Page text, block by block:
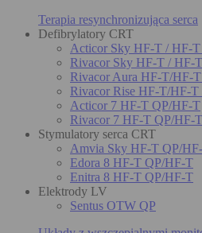
Terapia resynchronizująca serca
Defibrylatory CRT
Acticor Sky HF-T / HF-T
Rivacor Sky HF-T / HF-
Rivacor Aura HF-T/HF-
Rivacor Rise HF-T/HF-T
Acticor 7 HF-T QP/HF-T
Rivacor 7 HF-T QP/HF-T
Stymulatory serca CRT
Amvia Sky HF-T QP/
Edora 8 HF-T QP/HF-T
Enitra 8 HF-T QP/HF-T
Elektrody LV
Sentus OTW QP